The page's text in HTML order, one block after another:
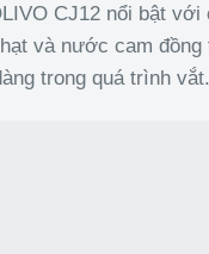
CJ12 nổi bật với
và nước cam
trong quá trình vắt.